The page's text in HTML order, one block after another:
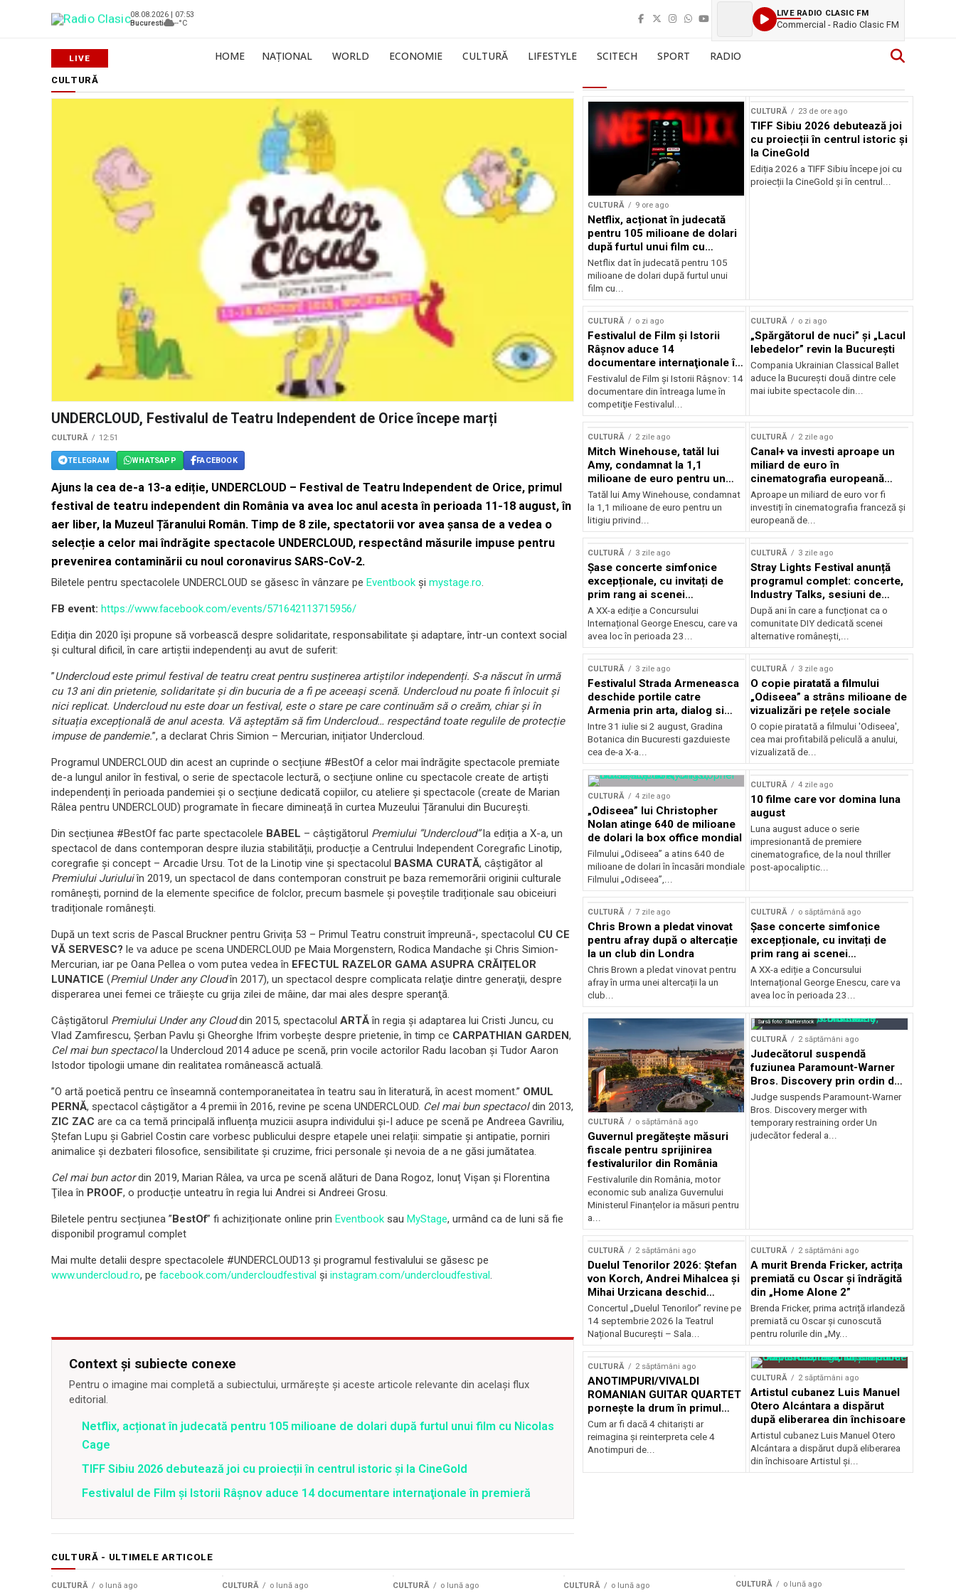
08.08.2026 | 07:53
Bucuresti
--°C
LIVE RADIO CLASIC FM
Commercial - Radio Clasic FM
HOME NAȚIONAL WORLD ECONOMIE CULTURĂ LIFESTYLE SCITECH SPORT RADIO
CULTURĂ
UNDERCLOUD, Festivalul de Teatru Independent de Orice începe marți
CULTURĂ 12:51
TELEGRAM WHATSAPP FACEBOOK
Ajuns la cea de-a 13-a ediție, UNDERCLOUD – Festival de Teatru Independent de Orice, primul
festival de teatru independent din România va avea loc anul acesta în perioada 11-18 august, în
aer liber, la Muzeul Țăranului Român. Timp de 8 zile, spectatorii vor avea șansa de a vedea o
selecție a celor mai îndrăgite spectacole UNDERCLOUD, respectând măsurile impuse pentru
prevenirea contaminării cu noul coronavirus SARS-CoV-2.
Biletele pentru spectacolele UNDERCLOUD se găsesc în vânzare pe Eventbook și mystage.ro.
FB event: https://www.facebook.com/events/571642113715956/
Ediția din 2020 își propune să vorbească despre solidaritate, responsabilitate și adaptare, într-un context social
și cultural dificil, în care artiștii independenți au avut de suferit:
”Undercloud este primul festival de teatru creat pentru susținerea artiștilor independenți. S-a născut în urmă
cu 13 ani din prietenie, solidaritate și din bucuria de a fi pe aceeași scenă. Undercloud nu poate fi înlocuit și
nici replicat. Undercloud nu este doar un festival, este o stare pe care continuăm să o creăm, chiar și în
situația excepțională de anul acesta. Vă așteptăm să fim Undercloud… respectând toate regulile de protecție
impuse de pandemie.”, a declarat Chris Simion – Mercurian, inițiator Undercloud.
Programul UNDERCLOUD din acest an cuprinde o secțiune #BestOf a celor mai îndrăgite spectacole premiate
de-a lungul anilor în festival, o serie de spectacole lectură, o secțiune online cu spectacole create de artiști
independenți în perioada pandemiei și o secțiune dedicată copiilor, cu ateliere și spectacole (create de Marian
Râlea pentru UNDERCLOUD) programate în fiecare dimineață în curtea Muzeului Țăranului din București.
Din secțiunea #BestOf fac parte spectacolele BABEL – câștigătorul Premiului ”Undercloud”la ediția a X-a, un
spectacol de dans contemporan despre iluzia stabilității, producție a Centrului Independent Coregrafic Linotip,
coregrafie și concept – Arcadie Ursu. Tot de la Linotip vine și spectacolul BASMA CURATĂ, câștigător al
Premiului Juriuluiîn 2019, un spectacol de dans contemporan construit pe baza rememorării originii culturale
românești, pornind de la elemente specifice de folclor, precum basmele și poveștile tradiționale sau obiceiuri
tradiționale românești.
După un text scris de Pascal Bruckner pentru Grivița 53 – Primul Teatru construit împreună-, spectacolul CU CE
VĂ SERVESC? le va aduce pe scena UNDERCLOUD pe Maia Morgenstern, Rodica Mandache și Chris Simion-
Mercurian, iar pe Oana Pellea o vom putea vedea în EFECTUL RAZELOR GAMA ASUPRA CRĂIȚELOR
LUNATICE (Premiul Under any Cloudîn 2017), un spectacol despre complicata relaţie dintre generaţii, despre
disperarea unei femei ce trăieşte cu grija zilei de mâine, dar mai ales despre speranţă.
Câștigătorul Premiului Under any Clouddin 2015, spectacolul ARTĂîn regia și adaptarea lui Cristi Juncu, cu
Vlad Zamfirescu, Șerban Pavlu și Gheorghe Ifrim vorbește despre prietenie, în timp ce CARPATHIAN GARDEN,
Cel mai bun spectacolla Undercloud 2014 aduce pe scenă, prin vocile actorilor Radu Iacoban și Tudor Aaron
Istodor tipologii umane din realitatea românească actuală.
”O artă poetică pentru ce înseamnă contemporaneitatea în teatru sau în literatură, în acest moment.” OMUL
PERNĂ, spectacol câștigător a 4 premii în 2016, revine pe scena UNDERCLOUD. Cel mai bun spectacoldin 2013,
ZIC ZAC are ca ca temă principală influența muzicii asupra individului și-I aduce pe scenă pe Andreea Gavriliu,
Ștefan Lupu și Gabriel Costin care vorbesc publicului despre etapele unei relații: simpatie și antipatie, porniri
animalice și dezbateri filosofice, sensibilitate și cruzime, frici personale și nevoia de a ne găsi jumătatea.
Cel mai bun actordin 2019, Marian Râlea, va urca pe scenă alături de Dana Rogoz, Ionuț Vișan și Florentina
Ţilea în PROOF, o producție unteatru în regia lui Andrei si Andreei Grosu.
Biletele pentru secțiunea ”BestOf” fi achiziționate online prin Eventbook sau MyStage, urmând ca de luni să fie
disponibil programul complet
Mai multe detalii despre spectacolele #UNDERCLOUD13 și programul festivalului se găsesc pe
www.undercloud.ro, pe facebook.com/undercloudfestival și instagram.com/undercloudfestival.
Context și subiecte conexe
Pentru o imagine mai completă a subiectului, urmărește și aceste articole relevante din același flux
editorial.
Netflix, acționat în judecată pentru 105 milioane de dolari după furtul unui film cu Nicolas
Cage
TIFF Sibiu 2026 debutează joi cu proiecții în centrul istoric și la CineGold
Festivalul de Film şi Istorii Râşnov aduce 14 documentare internaţionale în premieră
CULTURĂ 9 ore ago
Netflix, acționat în judecată
pentru 105 milioane de dolari
după furtul unui film cu
Nicolas Cage
Netflix dat în judecată pentru 105
milioane de dolari după furtul unui
film cu...
CULTURĂ 23 de ore ago
TIFF Sibiu 2026 debutează joi
cu proiecții în centrul istoric și
la CineGold
Ediția 2026 a TIFF Sibiu începe joi cu
proiecții la CineGold și în centrul...
CULTURĂ o zi ago
Festivalul de Film şi Istorii
Râşnov aduce 14
documentare internaţionale în
premieră
Festivalul de Film şi Istorii Râşnov: 14
documentare din întreaga lume în
competiţie Festivalul...
CULTURĂ o zi ago
„Spărgătorul de nuci” și „Lacul
lebedelor” revin la București
Compania Ukrainian Classical Ballet
aduce la București două dintre cele
mai iubite spectacole din...
CULTURĂ 2 zile ago
Mitch Winehouse, tatăl lui
Amy, condamnat la 1,1
milioane de euro pentru un
litigiu pierdut
Tatăl lui Amy Winehouse, condamnat
la 1,1 milioane de euro pentru un
litigiu privind...
CULTURĂ 2 zile ago
Canal+ va investi aproape un
miliard de euro în
cinematografia europeană
până în 2032
Aproape un miliard de euro vor fi
investiți în cinematografia franceză și
europeană de...
CULTURĂ 3 zile ago
Șase concerte simfonice
excepționale, cu invitați de
prim rang ai scenei
internaționale și ansambluri
orchestrale românești de
prestigiu, în programul
Concursului Enescu 2026
A XX-a ediție a Concursului
Internațional George Enescu, care va
avea loc în perioada 23...
CULTURĂ 3 zile ago
Stray Lights Festival anunță
programul complet: concerte,
Industry Talks, sesiuni de
audiție și noi opțiuni de
participare pentru public
După ani în care a funcționat ca o
comunitate DIY dedicată scenei
alternative românești,...
CULTURĂ 3 zile ago
Festivalul Strada Armeneasca
deschide portile catre
Armenia prin arta, dialog si
patrimoniu, intre 31 iulie si 2
august, la Gradina Botanica din
Bucuresti
Intre 31 iulie si 2 august, Gradina
Botanica din Bucuresti gazduieste
cea de-a X-a...
CULTURĂ 3 zile ago
O copie piratată a filmului
„Odiseea” a strâns milioane de
vizualizări pe rețele sociale
O copie piratată a filmului 'Odiseea',
cea mai profitabilă peliculă a anului,
vizualizată de...
CULTURĂ 4 zile ago
„Odiseea” lui Christopher
Nolan atinge 640 de milioane
de dolari la box office mondial
Filmului „Odiseea” a atins 640 de
milioane de dolari în încasări mondiale
Filmului „Odiseea”,...
CULTURĂ 4 zile ago
10 filme care vor domina luna
august
Luna august aduce o serie
impresionantă de premiere
cinematografice, de la noul thriller
post-apocaliptic...
CULTURĂ 7 zile ago
Chris Brown a pledat vinovat
pentru afray după o altercație
la un club din Londra
Chris Brown a pledat vinovat pentru
afray în urma unei altercații la un
club...
CULTURĂ o săptămână ago
Șase concerte simfonice
excepționale, cu invitați de
prim rang ai scenei
internaționale și ansambluri
orchestrale românești de
prestigiu, în programul
Concursului Enescu 2026
A XX-a ediție a Concursului
Internațional George Enescu, care va
avea loc în perioada 23...
CULTURĂ o săptămână ago
Guvernul pregătește măsuri
fiscale pentru sprijinirea
festivalurilor din România
Festivalurile din România, motor
economic sub analiza Guvernului
Ministerul Finanțelor ia măsuri pentru
a...
Sursă foto: Shutterstock
CULTURĂ 2 săptămâni ago
Judecătorul suspendă
fuziunea Paramount-Warner
Bros. Discovery prin ordin de
restricție temporară
Judge suspends Paramount-Warner
Bros. Discovery merger with
temporary restraining order Un
judecător federal a...
CULTURĂ 2 săptămâni ago
Duelul Tenorilor 2026: Ștefan
von Korch, Andrei Mihalcea și
Mihai Urzicana deschid
stagiunea Musical
Extravaganza la TNB
Concertul „Duelul Tenorilor” revine pe
14 septembrie 2026 la Teatrul
Național București – Sala...
CULTURĂ 2 săptămâni ago
A murit Brenda Fricker, actrița
premiată cu Oscar și îndrăgită
din „Home Alone 2”
Brenda Fricker, prima actriță irlandeză
premiată cu Oscar și cunoscută
pentru rolurile din „My...
CULTURĂ 2 săptămâni ago
ANOTIMPURI/VIVALDI
ROMANIAN GUITAR QUARTET
pornește la drum în primul
turneu național
Cum ar fi dacă 4 chitarişti ar
reimagina şi reinterpreta cele 4
Anotimpuri de...
CULTURĂ 2 săptămâni ago
Artistul cubanez Luis Manuel
Otero Alcántara a dispărut
după eliberarea din închisoare
Artistul cubanez Luis Manuel Otero
Alcántara a dispărut după eliberarea
din închisoare Artistul și...
CULTURĂ - ULTIMELE ARTICOLE
CULTURĂ o lună ago CULTURĂ o lună ago CULTURĂ o lună ago CULTURĂ o lună ago CULTURĂ o lună ago